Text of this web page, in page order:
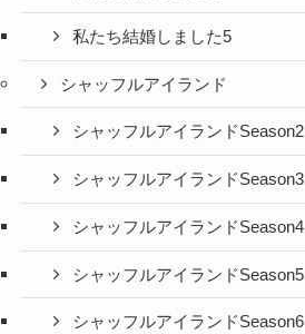
私たち結婚しました5
シャッフルアイランド
シャッフルアイランドSeason2
シャッフルアイランドSeason3
シャッフルアイランドSeason4
シャッフルアイランドSeason5
シャッフルアイランドSeason6